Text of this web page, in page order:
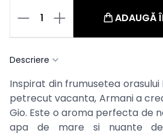
1 ADAUGĂ
Descriere
Inspirat din frumusetea
petrecut vacanta, Armani a
Gio. Este o aroma perfecta de
apa de mare si nuante